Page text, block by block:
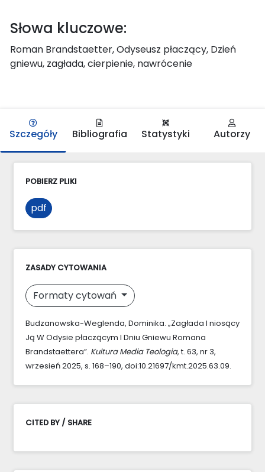
Słowa kluczowe:
Roman Brandstaetter, Odyseusz płaczący, Dzień
gniewu, zagłada, cierpienie, nawrócenie
Szczegóły Bibliografia Statystyki Autorzy
POBIERZ PLIKI
pdf
ZASADY CYTOWANIA
Formaty cytowań
Budzanowska-Weglenda, Dominika. „Zagłada I niosący
Ją W Odysie płaczącym I Dniu Gniewu Romana
Brandstaettera”. Kultura Media Teologia, t. 63, nr 3,
wrzesień 2025, s. 168–190, doi:10.21697/kmt.2025.63.09.
CITED BY / SHARE